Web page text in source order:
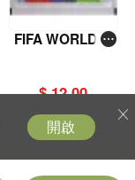
FIFA WORLD C
包）
$ 12.00
開啟